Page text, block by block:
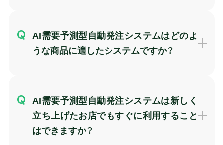
AI需要予測型自動発注システムはどのよ
うな商品に適したシステムですか？
AI需要予測型自動発注システムは新しく
立ち上げたお店でもすぐに利用すること
はできますか？